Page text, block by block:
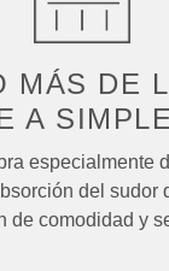
MÁS DE
A
especialmente
del sudor
de comodidad y